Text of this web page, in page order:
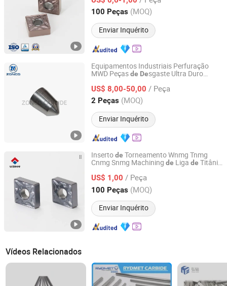
100 Peças (MOQ)
Enviar Inquérito
Hunan, China Desde 2014
Equipamentos Industriais Perfuração
MWD Peçasde Desgaste Ultra Duro
US$ 8,00-50,00 / Peça
2 Peças (MOQ)
Enviar Inquérito
Zhuzhou Zonco Sinotech Wear-resistant Material Co., Ltd.
Hunan, China Desde 2021
Insertode Torneamento Wnmg Tnmg
Cnmg Snmg Machining de Liga de Titânio
US$ 1,00 / Peça
100 Peças (MOQ)
Enviar Inquérito
Zhuzhou Lizhou Cemented Carbide Co., Ltd.
Hunan, China Desde 2014
Vídeos Relacionados